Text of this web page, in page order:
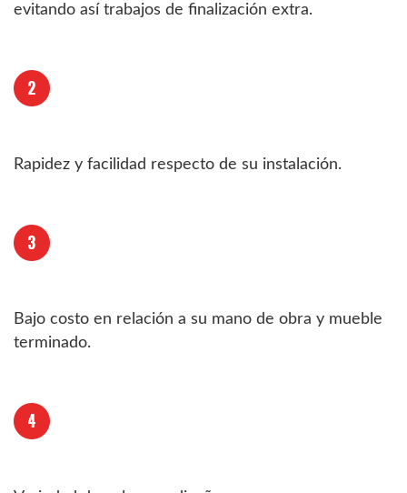
evitando así trabajos de finalización extra.
Rapidez y facilidad respecto de su instalación.
Bajo costo en relación a su mano de obra y mueble
terminado.